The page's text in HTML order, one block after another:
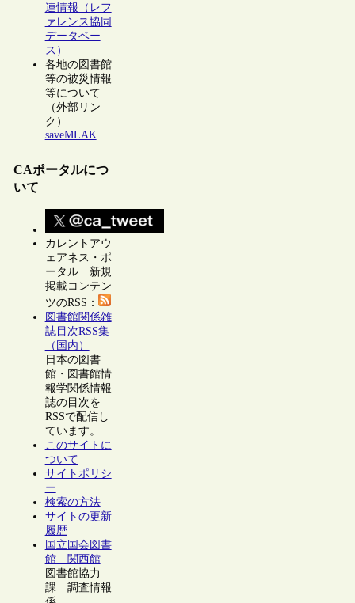
連情報（レフ
ァレンス協同
データベー
ス）
各地の図書館
等の被災情報
等について
（外部リン
ク）
saveMLAK
CAポータルにつ
いて
カレントアウ
ェアネス・ポ
ータル 新規
掲載コンテン
ツのRSS：
図書館関係雑
誌目次RSS集
（国内）
日本の図書
館・図書館情
報学関係情報
誌の目次を
RSSで配信し
ています。
このサイトに
ついて
サイトポリシ
ー
検索の方法
サイトの更新
履歴
国立国会図書
館 関西館
図書館協力
課 調査情報